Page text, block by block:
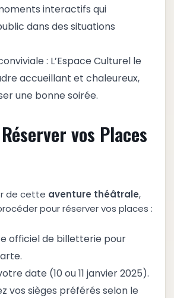
interactifs qui
dans des situations
: L’Espace Culturel le
accueillant et chaleureux,
une bonne soirée.
vos Places
de cette aventure théâtrale,
pour réserver vos places :
officiel de billetterie pour
date (10 ou 11 janvier 2025).
vos sièges préférés selon le